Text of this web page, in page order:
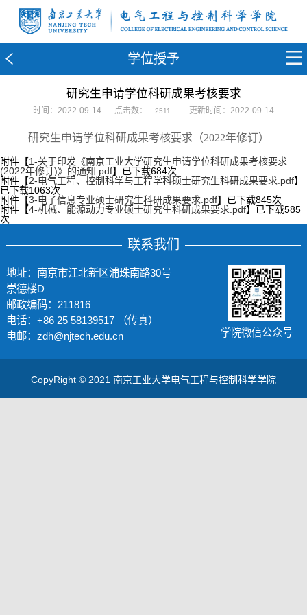
学位授予
研究生申请学位科研成果考核要求
时间：2022-09-14 点击数： 2511 更新时间：2022-09-14
研究生申请学位科研成果考核要求（2022年修订）
附件【1-关于印发《南京工业大学研究生申请学位科研成果考核要求
(2022年修订)》的通知.pdf】已下载684次
附件【2-电气工程、控制科学与工程学科硕士研究生科研成果要求.pdf】
已下载1063次
附件【3-电子信息专业硕士研究生科研成果要求.pdf】已下载845次
附件【4-机械、能源动力专业硕士研究生科研成果要求.pdf】已下载585
次
联系我们
地址：南京市江北新区浦珠南路30号
崇德楼D
邮政编码：211816
电话：+86 25 58139517 （传真）
电邮：zdh@njtech.edu.cn
学院微信公众号
CopyRight © 2021 南京工业大学电气工程与控制科学学院